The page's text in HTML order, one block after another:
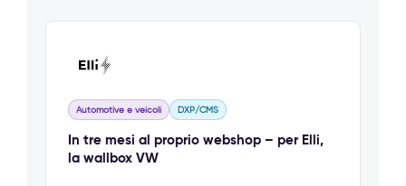
Automotive e veicoli DXP/CMS
In tre mesi al proprio webshop – per Elli,
la wallbox VW